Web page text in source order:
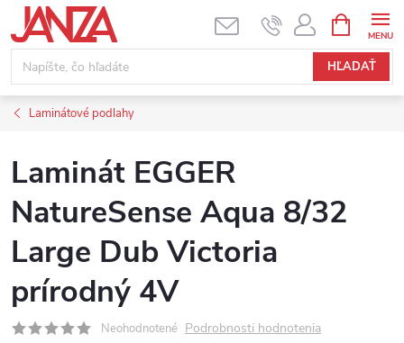
Prejsť na obsah
HĽADAŤ
Laminátové podlahy
Laminát EGGER
NatureSense Aqua 8/32
Large Dub Victoria
prírodný 4V
Neohodnotené Podrobnosti hodnotenia